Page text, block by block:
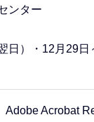
ンター
日）・12月29日
Acrobat